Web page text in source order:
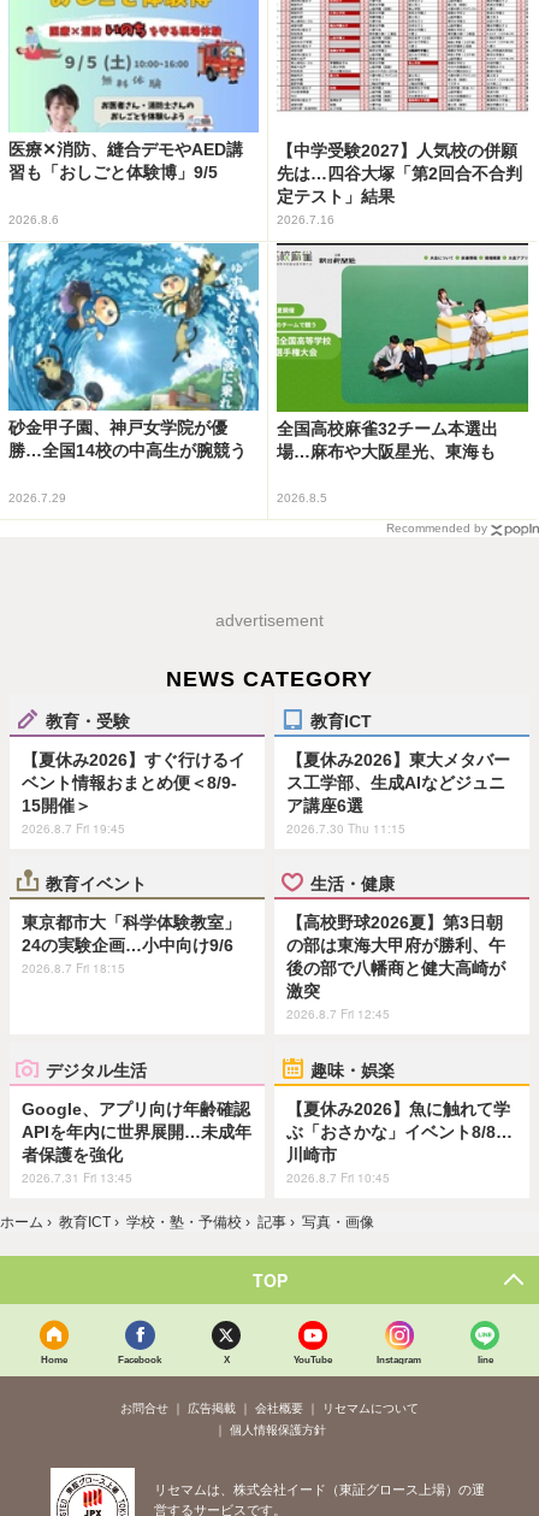
医療✕消防、縫合デモやAED講
習も「おしごと体験博」9/5
2026.8.6
【中学受験2027】人気校の併願
先は…四谷大塚「第2回合不合判
定テスト」結果
2026.7.16
砂金甲子園、神戸女学院が優
勝…全国14校の中高生が腕競う
2026.7.29
全国高校麻雀32チーム本選出
場…麻布や大阪星光、東海も
2026.8.5
Recommended by
advertisement
NEWS CATEGORY
教育・受験
【夏休み2026】すぐ行けるイ
ベント情報おまとめ便＜8/9-
15開催＞
2026.8.7 Fri 19:45
教育ICT
【夏休み2026】東大メタバー
ス工学部、生成AIなどジュニ
ア講座6選
2026.7.30 Thu 11:15
教育イベント
東京都市大「科学体験教室」
24の実験企画…小中向け9/6
2026.8.7 Fri 18:15
生活・健康
【高校野球2026夏】第3日朝
の部は東海大甲府が勝利、午
後の部で八幡商と健大高崎が
激突
2026.8.7 Fri 12:45
デジタル生活
Google、アプリ向け年齢確認
APIを年内に世界展開…未成年
者保護を強化
2026.7.31 Fri 13:45
趣味・娯楽
【夏休み2026】魚に触れて学
ぶ「おさかな」イベント8/8…
川崎市
2026.8.7 Fri 10:45
ホーム › 教育ICT › 学校・塾・予備校 › 記事 › 写真・画像
TOP
Home Facebook X YouTube Instagram line
お問合せ 広告掲載 会社概要
リセマムについて
個人情報保護方針
リセマムは、株式会社イード（東証グロース上場）の運
営するサービスです。